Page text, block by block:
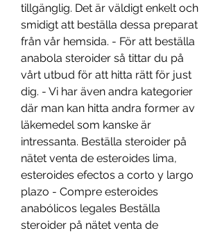
tillgänglig. Det är väldigt enkelt och
smidigt att beställa dessa preparat
från vår hemsida. - För att beställa
anabola steroider så tittar du på
vårt utbud för att hitta rätt för just
dig. - Vi har även andra kategorier
där man kan hitta andra former av
läkemedel som kanske är
intressanta. Beställa steroider på
nätet venta de esteroides lima,
esteroides efectos a corto y largo
plazo - Compre esteroides
anabólicos legales Beställa
steroider på nätet venta de